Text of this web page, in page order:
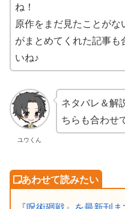
ね！
原作をまだ見たことがな
がまとめてくれた記事も
いね♪
ユウくん
ネタバレ＆解
ちらも合わせ